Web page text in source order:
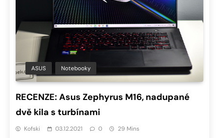
ASUS Notebooky
RECENZE: Asus Zephyrus M16, nadupané
dvě kila s turbínami
Kofski 03.12.2021 0 29 Mins